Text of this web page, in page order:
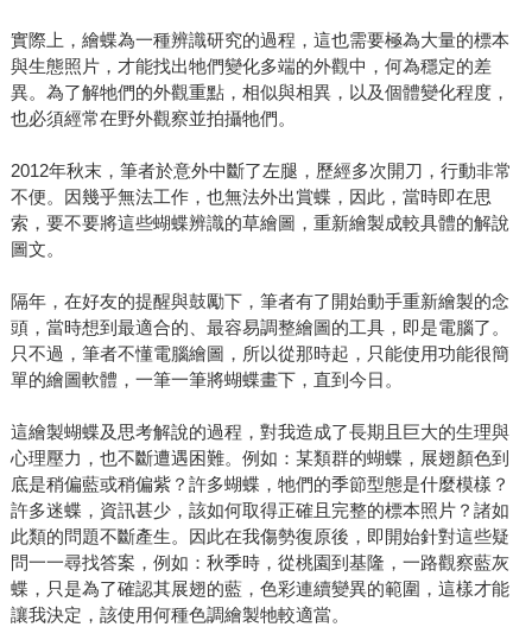
實際上，繪蝶為一種辨識研究的過程，這也需要極為大量的標本
與生態照片，才能找出牠們變化多端的外觀中，何為穩定的差
異。為了解牠們的外觀重點，相似與相異，以及個體變化程度，
也必須經常在野外觀察並拍攝牠們。
2012年秋末，筆者於意外中斷了左腿，歷經多次開刀，行動非常
不便。因幾乎無法工作，也無法外出賞蝶，因此，當時即在思
索，要不要將這些蝴蝶辨識的草繪圖，重新繪製成較具體的解說
圖文。
隔年，在好友的提醒與鼓勵下，筆者有了開始動手重新繪製的念
頭，當時想到最適合的、最容易調整繪圖的工具，即是電腦了。
只不過，筆者不懂電腦繪圖，所以從那時起，只能使用功能很簡
單的繪圖軟體，一筆一筆將蝴蝶畫下，直到今日。
這繪製蝴蝶及思考解說的過程，對我造成了長期且巨大的生理與
心理壓力，也不斷遭遇困難。例如：某類群的蝴蝶，展翅顏色到
底是稍偏藍或稍偏紫？許多蝴蝶，牠們的季節型態是什麼模樣？
許多迷蝶，資訊甚少，該如何取得正確且完整的標本照片？諸如
此類的問題不斷產生。因此在我傷勢復原後，即開始針對這些疑
問一一尋找答案，例如：秋季時，從桃園到基隆，一路觀察藍灰
蝶，只是為了確認其展翅的藍，色彩連續變異的範圍，這樣才能
讓我決定，該使用何種色調繪製牠較適當。